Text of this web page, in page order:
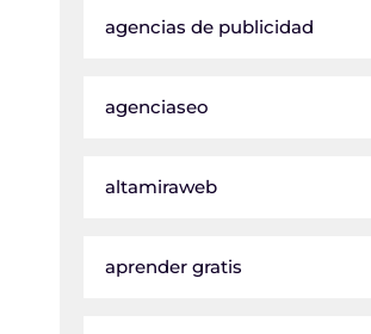
agencias de publicidad
agenciaseo
altamiraweb
aprender gratis